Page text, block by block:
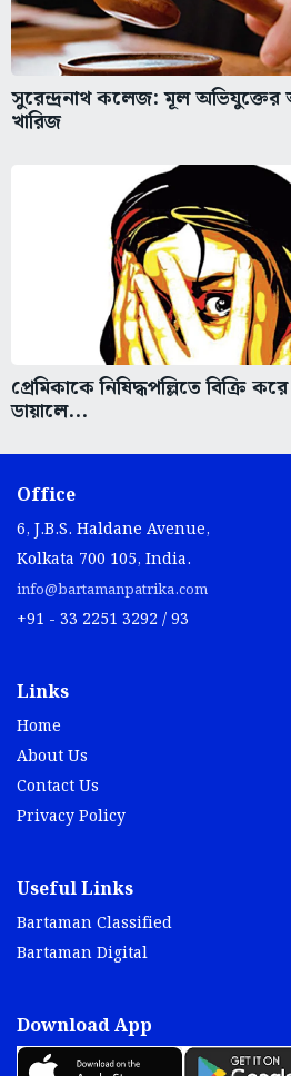
সুরেন্দ্রনাথ কলেজ: মূল
খারিজ
প্রেমিকাকে নিষিদ্ধপল্লিতে বিক্রি
ডায়ালে...
Office
6, J.B.S. Haldane Avenue,
Kolkata 700 105, India.
info@bartamanpatrika.com
+91 - 33 2251 3292 / 93
Links
Home
About Us
Contact Us
Privacy Policy
Useful Links
Bartaman Classified
Bartaman Digital
Download App